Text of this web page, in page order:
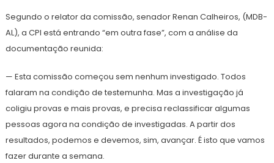
Segundo o relator da comissão, senador Renan Calheiros, (MDB-
AL), a CPI está entrando “em outra fase”, com a análise da
documentação reunida:
— Esta comissão começou sem nenhum investigado. Todos
falaram na condição de testemunha. Mas a investigação já
coligiu provas e mais provas, e precisa reclassificar algumas
pessoas agora na condição de investigadas. A partir dos
resultados, podemos e devemos, sim, avançar. É isto que vamos
fazer durante a semana.